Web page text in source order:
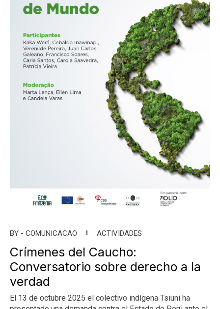
BY - COMUNICACAO ACTIVIDADES
Crímenes del Caucho:
Conversatorio sobre derecho a la
verdad
El 13 de octubre 2025 el colectivo indígena Tsiuni ha